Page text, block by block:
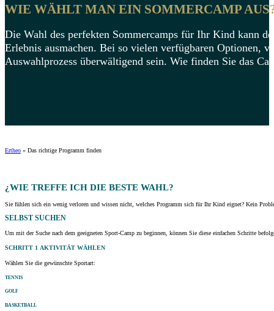
WIE WÄHLT MAN EIN SOMMERCAMP
Die Wahl des perfekten Sommercamps für Ihr Kind kann
Erlebnis ausmachen. Bei so vielen verfügbaren Optionen,
Auswahlprozess überwältigend sein. Wie finden Sie das
Ertheo » Das richtige Programm finden
¿WIE TREFFE ICH DIE BESTE WAHL?
Sie fühlen sich ein wenig verloren und wissen nicht, welches Programm sich für Ihr Kind eignet? Kein
SELBST SUCHEN
Um mit der Suche nach dem geeigneten Sport-Camp zu beginnen, können Sie diese einfachen Schritte
SCHRITT 1 AKTIVITÄT WÄHLEN
Wählen Sie die gewünschte Sportart:
TENNIS
GOLF
BASKETBALL